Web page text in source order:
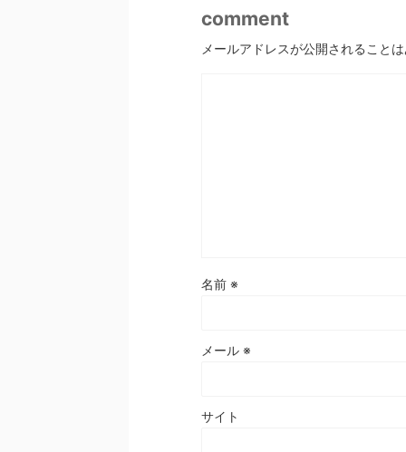
comment
メールアドレスが公開されること
名前 ※
メール ※
サイト